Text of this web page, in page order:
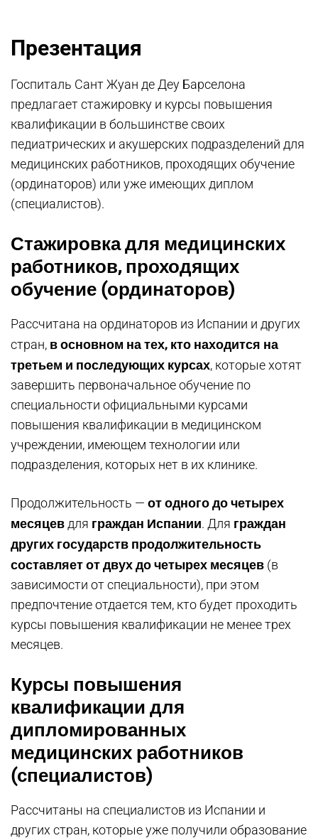
Презентация
Госпиталь Сант Жуан де Деу Барселона
предлагает стажировку и курсы повышения
квалификации в большинстве своих
педиатрических и акушерских подразделений для
медицинских работников, проходящих обучение
(ординаторов) или уже имеющих диплом
(специалистов).
Стажировка для медицинских
работников, проходящих
обучение (ординаторов)
Рассчитана на ординаторов из Испании и других
стран, в основном на тех, кто находится на
третьем и последующих курсах, которые хотят
завершить первоначальное обучение по
специальности официальными курсами
повышения квалификации в медицинском
учреждении, имеющем технологии или
подразделения, которых нет в их клинике.
Продолжительность — от одного до четырех
месяцев для граждан Испании. Для граждан
других государств продолжительность
составляет от двух до четырех месяцев (в
зависимости от специальности), при этом
предпочтение отдается тем, кто будет проходить
курсы повышения квалификации не менее трех
месяцев.
Курсы повышения
квалификации для
дипломированных
медицинских работников
(специалистов)
Рассчитаны на специалистов из Испании и
других стран, которые уже получили образование